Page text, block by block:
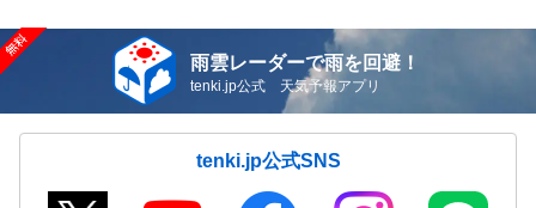
雨雲レーダーで雨を回避！
tenki.jp公式 天気予報アプリ
tenki.jp公式SNS